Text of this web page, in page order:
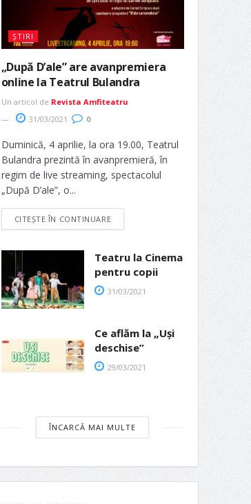
ȘTIRI
„După D’ale” are avanpremiera
online la Teatrul Bulandra
Un articol de Revista Amfiteatru
31/03/2021
0
Duminică, 4 aprilie, la ora 19.00, Teatrul
Bulandra prezintă în avanpremieră, în
regim de live streaming, spectacolul
„După D’ale”, o...
CITEȘTE ÎN CONTINUARE
Teatru la Cinema
pentru copii
31/03/2021
Ce aflăm la „Uși
deschise”
29/03/2021
ÎNCARCĂ MAI MULTE